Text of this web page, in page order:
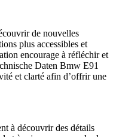
de nouvelles
plus accessibles et
encourage à réfléchir et
Daten Bmw E91
et clarté afin d’offrir une
à découvrir des détails